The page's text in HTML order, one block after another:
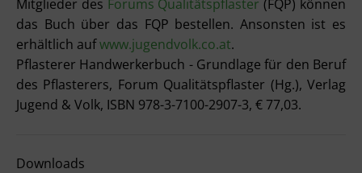
Mitglieder des Forums Qualitätspflaster (FQP) können
das Buch über das FQP bestellen. Ansonsten ist es
erhältlich aufwww.jugendvolk.co.at.
Pflasterer Handwerkerbuch - Grundlage für den Beruf
des Pflasterers, Forum Qualitätspflaster (Hg.), Verlag
Jugend & Volk, ISBN 978-3-7100-2907-3, € 77,03.
Downloads